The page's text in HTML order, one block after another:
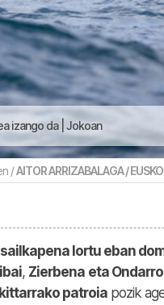
izango da | Jokoan
/AITOR ARRIZABALAGA /
lortu eban
, Zierbena eta
patroia pozik